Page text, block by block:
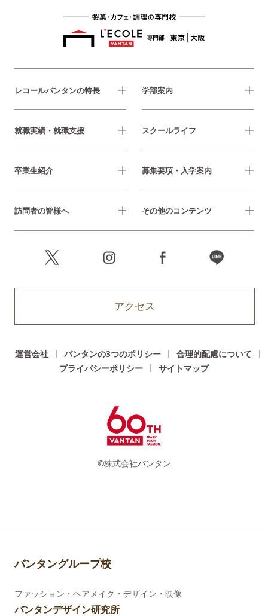
レコールバンタンの特長 学部案内
就職実績・就職支援 スクールライフ
卒業生紹介 募集要項・入学案内
訪問者の皆様へ その他のコンテンツ
アクセス
運営会社 バンタンの3つのポリシー
合理的配慮について
プライバシーポリシー
サイトマップ
©株式会社バンタン
バンタングループ校
ファッション・ヘアメイク・デザイン・映像
バンタンデザイン研究所